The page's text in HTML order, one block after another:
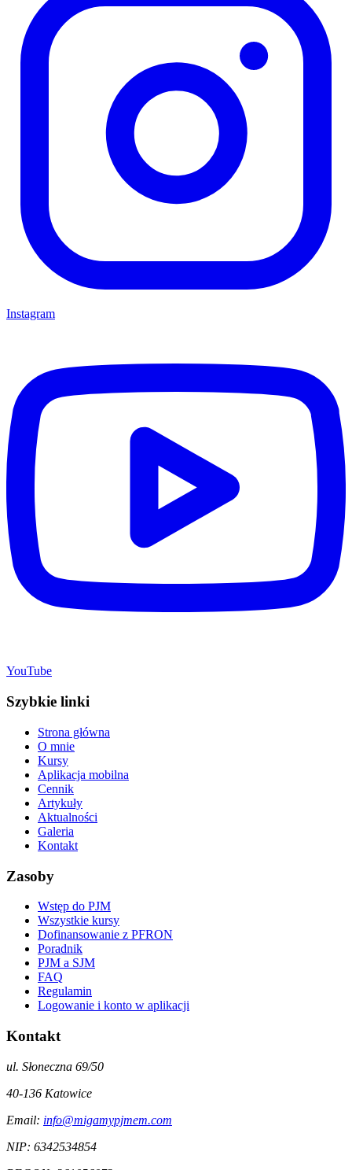
Instagram
YouTube
Szybkie linki
Strona główna
O mnie
Kursy
Aplikacja mobilna
Cennik
Artykuły
Aktualności
Galeria
Kontakt
Zasoby
Wstęp do PJM
Wszystkie kursy
Dofinansowanie z PFRON
Poradnik
PJM a SJM
FAQ
Regulamin
Logowanie i konto w aplikacji
Kontakt
ul. Słoneczna 69/50
40-136 Katowice
Email: info@migamypjmem.com
NIP: 6342534854